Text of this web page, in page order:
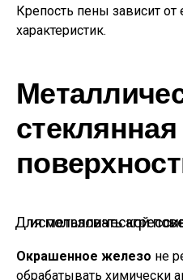
Крепость пены зависит от
характеристик.
стеклянная
Для металлической поверхности не стоит
Окрашенное железо не
обрабатывать химически